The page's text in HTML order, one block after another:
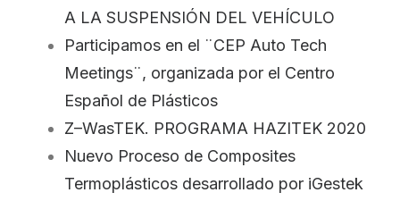
A LA SUSPENSIÓN DEL VEHÍCULO
Participamos en el ¨CEP Auto Tech
Meetings¨, organizada por el Centro
Español de Plásticos
Z–WasTEK. PROGRAMA HAZITEK 2020
Nuevo Proceso de Composites
Termoplásticos desarrollado por iGestek